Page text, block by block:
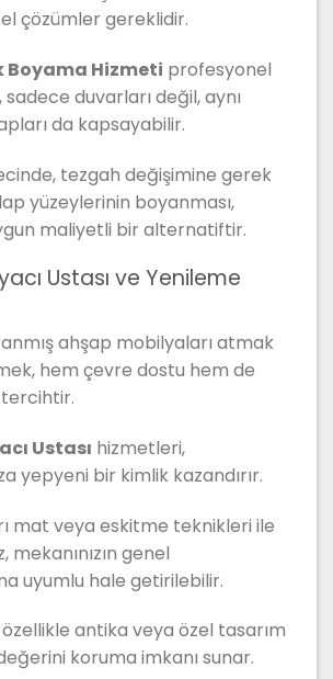
çözümler gereklidir.
Boyama Hizmeti profesyonel
duvarları değil, aynı
da kapsayabilir.
tezgah değişimine gerek
yüzeylerinin boyanması,
maliyetli bir alternatiftir.
Ustası ve Yenileme
ahşap mobilyaları atmak
hem çevre dostu hem de
Ustası hizmetleri,
yepyeni bir kimlik kazandırır.
mat veya eskitme teknikleri ile
mekanınızın genel
uyumlu hale getirilebilir.
antika veya özel tasarım
koruma imkanı sunar.